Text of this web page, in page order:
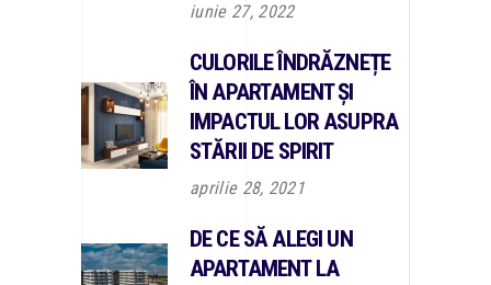
iunie 27, 2022
CULORILE ÎNDRĂZNEȚE
ÎN APARTAMENT ȘI
IMPACTUL LOR ASUPRA
STĂRII DE SPIRIT
aprilie 28, 2021
DE CE SĂ ALEGI UN
APARTAMENT LA